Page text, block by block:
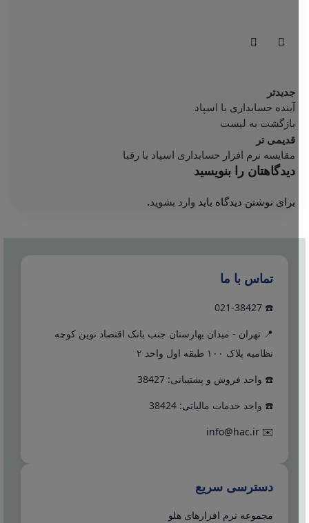
جدیدتر
آینده حسابداری با اسپاد
بازگشت به لیست
قدیمی تر
مقایسه نرم افزار حسابداری اسپاد با رقبا
دیدگاهتان را بنویسید
برای نوشتن دیدگاه باید وارد بشوید .
تماس با ما
☎️ 021-38427
📍 تهران - میدان بهارستان جنب بانک اقتصاد نوین کوچه
نظامیه پلاک ۱۰۰ طبقه اول واحد ۲
☎️ واحد فروش و پشتیبانی: 38427
☎️ واحد خدمات مالیاتی: 38424
✉️
info@hac.ir
دسترسی سریع
مجموعه نرم افزارهای هلو